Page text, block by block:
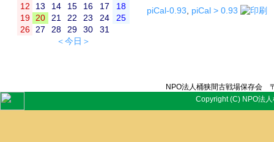
12
13 14 15 16 17
18
19
20 21 22 23 24
25
26
27 28 29 30
31
＜今日＞
piCal-0.93, piCal > 0.93
NPO法人桶狭間古戦場保存
Copyright (C) NPO法